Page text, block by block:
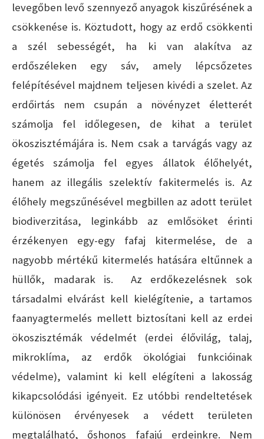
levegőben levő szennyező anyagok kiszűrésének a
csökkenése is. Köztudott, hogy az erdő csökkenti
a szél sebességét, ha ki van alakítva az
erdőszéleken egy sáv, amely lépcsőzetes
felépítésével majdnem teljesen kivédi a szelet. Az
erdőirtás nem csupán a növényzet életterét
számolja fel időlegesen, de kihat a terület
ökoszisztémájára is. Nem csak a tarvágás vagy az
égetés számolja fel egyes állatok élőhelyét,
hanem az illegális szelektív fakitermelés is. Az
élőhely megszűnésével megbillen az adott terület
biodiverzitása, leginkább az emlősöket érinti
érzékenyen egy-egy fafaj kitermelése, de a
nagyobb mértékű kitermelés hatására eltűnnek a
hüllők, madarak is. Az erdőkezelésnek sok
társadalmi elvárást kell kielégítenie, a tartamos
faanyagtermelés mellett biztosítani kell az erdei
ökoszisztémák védelmét (erdei élővilág, talaj,
mikroklíma, az erdők ökológiai funkcióinak
védelme), valamint ki kell elégíteni a lakosság
kikapcsolódási igényeit. Ez utóbbi rendeltetések
különösen érvényesek a védett területen
megtalálható, őshonos fafajú erdeinkre. Nem